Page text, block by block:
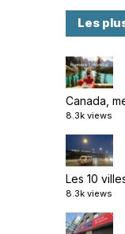
Les
Canada,
8.3k views
Les 10
8.3k views